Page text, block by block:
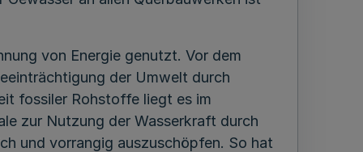
von Energie genutzt. Vor dem
der Umwelt durch
fossiler Rohstoffe liegt es im
zur Nutzung der Wasserkraft durch
und vorrangig auszuschöpfen. So hat